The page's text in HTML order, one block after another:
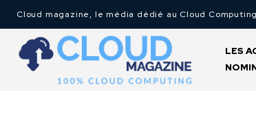
Cloud magazine, le média dédié au Cloud Computing
LES